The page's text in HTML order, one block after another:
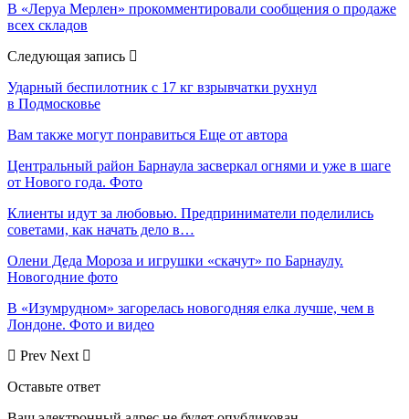
В «Леруа Мерлен» прокомментировали сообщения о продаже
всех складов
Следующая запись
Ударный беспилотник с 17 кг взрывчатки рухнул
в Подмосковье
Вам также могут понравиться Еще от автора
Центральный район Барнаула засверкал огнями и уже в шаге
от Нового года. Фото
Клиенты идут за любовью. Предприниматели поделились
советами, как начать дело в…
Олени Деда Мороза и игрушки «скачут» по Барнаулу.
Новогодние фото
В «Изумрудном» загорелась новогодняя елка лучше, чем в
Лондоне. Фото и видео
Prev Next
Оставьте ответ